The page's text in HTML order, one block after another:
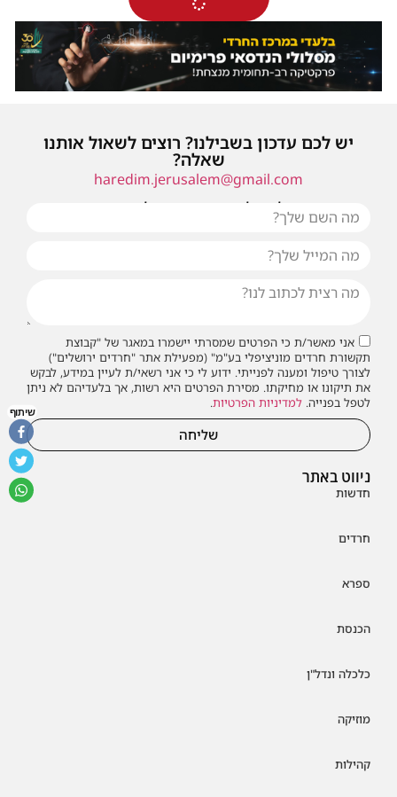
ניווט באתר
חדשות
חרדים
ספרא
הכנסת
כלכלה ונדל"ן
מוזיקה
קהילות
יש לכם עדכון בשבילנו? רוצים לשאול אותנו
שאלה?
haredim.jerusalem@gmail.com
או שילחו אלינו פנייה ונחזור אליכם בהקדם
אני מאשר/ת כי הפרטים שמסרתי יישמרו במאגר של "קבוצת
תקשורת חרדים מוניציפלי בע"מ" (מפעילת אתר "חרדים ירושלים")
לצורך טיפול ומענה לפנייתי. ידוע לי כי אני רשאי/ת לעיין במידע, לבקש
את תיקונו או מחיקתו. מסירת הפרטים היא רשות, אך בלעדיהם לא ניתן
לטפל בפנייה. למדיניות הפרטיות.
שליחה
שיתוף